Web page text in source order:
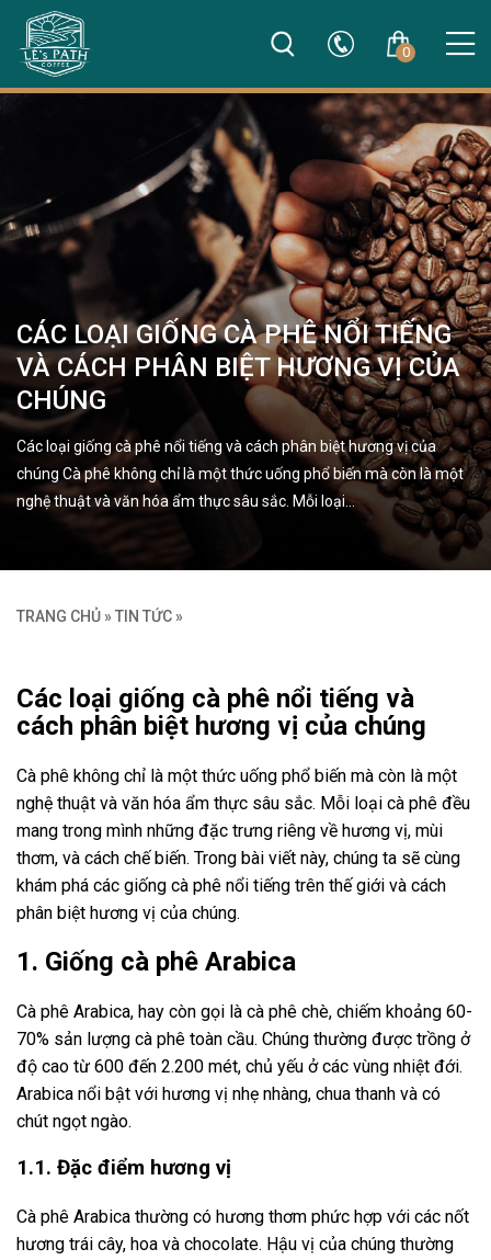
0
CÁC LOẠI GIỐNG CÀ PHÊ NỔI TIẾNG
VÀ CÁCH PHÂN BIỆT HƯƠNG VỊ CỦA
CHÚNG
Các loại giống cà phê nổi tiếng và cách phân biệt hương vị của
chúng Cà phê không chỉ là một thức uống phổ biến mà còn là một
nghệ thuật và văn hóa ẩm thực sâu sắc. Mỗi loại…
TRANG CHỦ » TIN TỨC »
Các loại giống cà phê nổi tiếng và
cách phân biệt hương vị của chúng
Cà phê không chỉ là một thức uống phổ biến mà còn là một
nghệ thuật và văn hóa ẩm thực sâu sắc. Mỗi loại cà phê đều
mang trong mình những đặc trưng riêng về hương vị, mùi
thơm, và cách chế biến. Trong bài viết này, chúng ta sẽ cùng
khám phá các giống cà phê nổi tiếng trên thế giới và cách
phân biệt hương vị của chúng.
1. Giống cà phê Arabica
Cà phê Arabica, hay còn gọi là cà phê chè, chiếm khoảng 60-
70% sản lượng cà phê toàn cầu. Chúng thường được trồng ở
độ cao từ 600 đến 2.200 mét, chủ yếu ở các vùng nhiệt đới.
Arabica nổi bật với hương vị nhẹ nhàng, chua thanh và có
chút ngọt ngào.
1.1. Đặc điểm hương vị
Cà phê Arabica thường có hương thơm phức hợp với các nốt
hương trái cây, hoa và chocolate. Hậu vị của chúng thường